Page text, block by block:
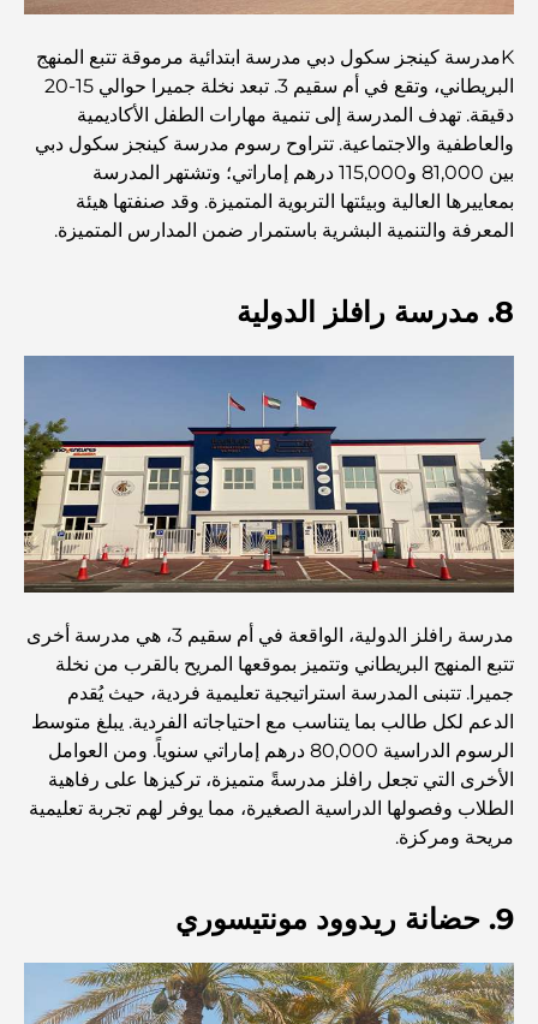
المستوى في دبي
صالات رياضية في مركز دبي المالي العالمي: حيث يلتقي اللياقة
البدنية بأسلوب حياة الأعمال
أندر سيارة في العالم: أساطير السيارات التي لا تُقدر بثمن
نادي شاطئ العائلة في دبي: حيث يلتقي المرح بالاسترخاء
أفضل مدارس البكالوريا الدولية في دبي: دليل شامل لأولياء
الأمور
المخطط الرئيسي لتلال دبي: رؤية للحياة المجتمعية العصرية
أغلى ماركات البدلات التي تُعرّف مفهوم الخياطة الفاخرة
مطاعم شاطئ J1: وجهة دبي الجديدة لتناول الطعام الفاخر
حضانة أطفال في دبي هيلز: دليل للآباء
Kمدرسة كينجز سكول دبي مدرسة ابتدائية مرموقة تتبع المنهج
البريطاني، وتقع في أم سقيم 3. تبعد نخلة جميرا حوالي 15-20
دقيقة. تهدف المدرسة إلى تنمية مهارات الطفل الأكاديمية
والعاطفية والاجتماعية. تتراوح رسوم مدرسة كينجز سكول دبي
بين 81,000 و115,000 درهم إماراتي؛ وتشتهر المدرسة
بمعاييرها العالية وبيئتها التربوية المتميزة. وقد صنفتها هيئة
المعرفة والتنمية البشرية باستمرار ضمن المدارس المتميزة.
8. مدرسة رافلز الدولية
مدرسة رافلز الدولية، الواقعة في أم سقيم 3، هي مدرسة أخرى
تتبع المنهج البريطاني وتتميز بموقعها المريح بالقرب من نخلة
جميرا. تتبنى المدرسة استراتيجية تعليمية فردية، حيث يُقدم
الدعم لكل طالب بما يتناسب مع احتياجاته الفردية. يبلغ متوسط ​​
الرسوم الدراسية 80,000 درهم إماراتي سنوياً. ومن العوامل
الأخرى التي تجعل رافلز مدرسةً متميزة، تركيزها على رفاهية
الطلاب وفصولها الدراسية الصغيرة، مما يوفر لهم تجربة تعليمية
مريحة ومركزة.
9. حضانة ريدوود مونتيسوري